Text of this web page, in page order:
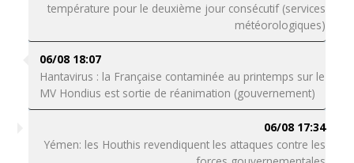
température pour le deuxième jour consécutif (services
météorologiques)
06/08 18:07
Hantavirus : la Française contaminée au printemps sur le
MV Hondius est sortie de réanimation (gouvernement)
06/08 17:34
Yémen: les Houthis revendiquent les attaques contre les